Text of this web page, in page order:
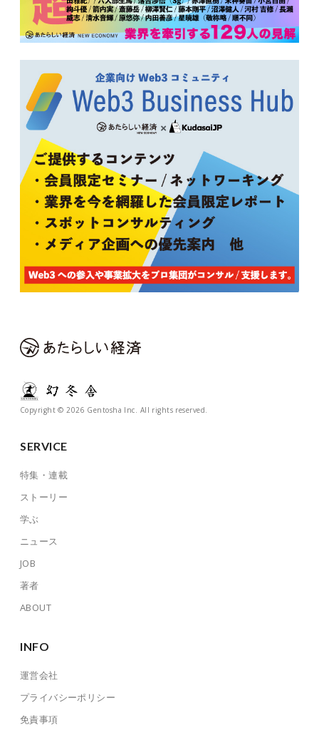
Copyright © 2026 Gentosha Inc. All rights reserved.
SERVICE
特集・連載
ストーリー
学ぶ
ニュース
JOB
著者
ABOUT
INFO
運営会社
プライバシーポリシー
免責事項